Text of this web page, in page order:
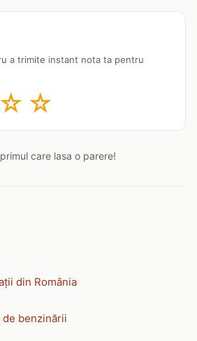
a trimite instant nota ta pentru
☆ ☆
care lasa o parere!
din România
benzinării